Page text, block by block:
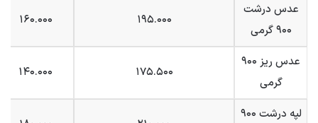
عدس درشت
۹۰۰ گرمی
۱۹۵.۰۰۰ ۱۶۰.۰۰۰
عدس ریز ۹۰۰
گرمی
۱۷۵.۵۰۰ ۱۴۰.۰۰۰
لپه درشت ۹۰۰